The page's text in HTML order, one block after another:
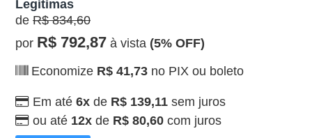
Legítimas
de R$ 834,60
por R$ 792,87 à vista (5% OFF)
Economize R$ 41,73 no PIX ou boleto
Em até 6x de R$ 139,11 sem juros
ou até 12x de R$ 80,60 com juros